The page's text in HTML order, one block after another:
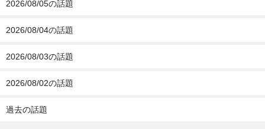
2026/08/05の話題
2026/08/04の話題
2026/08/03の話題
2026/08/02の話題
過去の話題